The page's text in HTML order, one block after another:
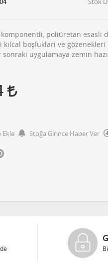
poliüretan esaslı
kılcal boşlukları ve
uygulamaya zemin
Ekle Stoğa Girince Haber Ver
ALIŞVERIŞ
Bit SSL ile güvende